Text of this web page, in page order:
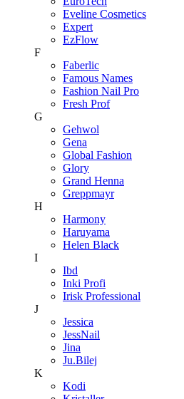
Eveline Cosmetics
Expert
EzFlow
F
Faberlic
Famous Names
Fashion Nail Pro
Fresh Prof
G
Gehwol
Gena
Global Fashion
Glory
Grand Henna
Greppmayr
H
Harmony
Haruyama
Helen Black
I
Ibd
Inki Profi
Irisk Professional
J
Jessica
JessNail
Jina
Ju.Bilej
K
Kodi